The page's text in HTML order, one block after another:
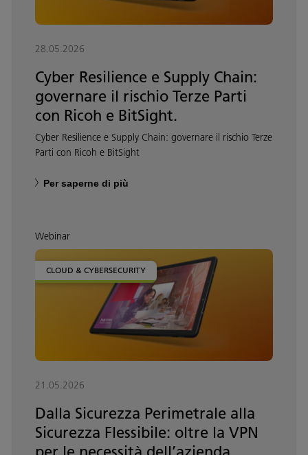
28.05.2026
Cyber Resilience e Supply Chain:
governare il rischio Terze Parti
con Ricoh e BitSight.
Cyber Resilience e Supply Chain: governare il rischio Terze
Parti con Ricoh e BitSight
Per saperne di più
Webinar
CLOUD & CYBERSECURITY
21.05.2026
Dalla Sicurezza Perimetrale alla
Sicurezza Flessibile: oltre la VPN